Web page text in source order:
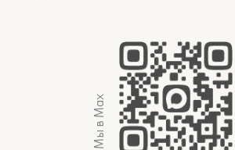
Мы в Max